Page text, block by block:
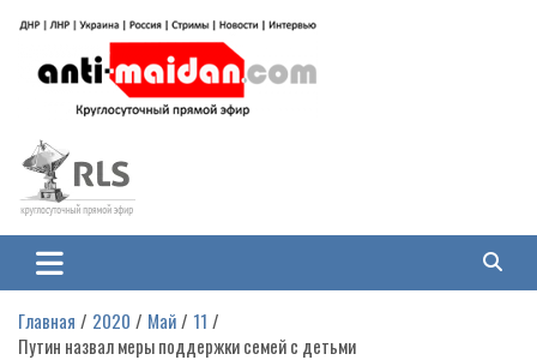
содержимому
Антимайдан: Гражданская война
на Украине
гражданской войне на Украине, включая события в Новороссии, ДНР,
ЛНР и других регионах.
Главная 2020 Май
11
Путин назвал меры поддержки семей с детьми